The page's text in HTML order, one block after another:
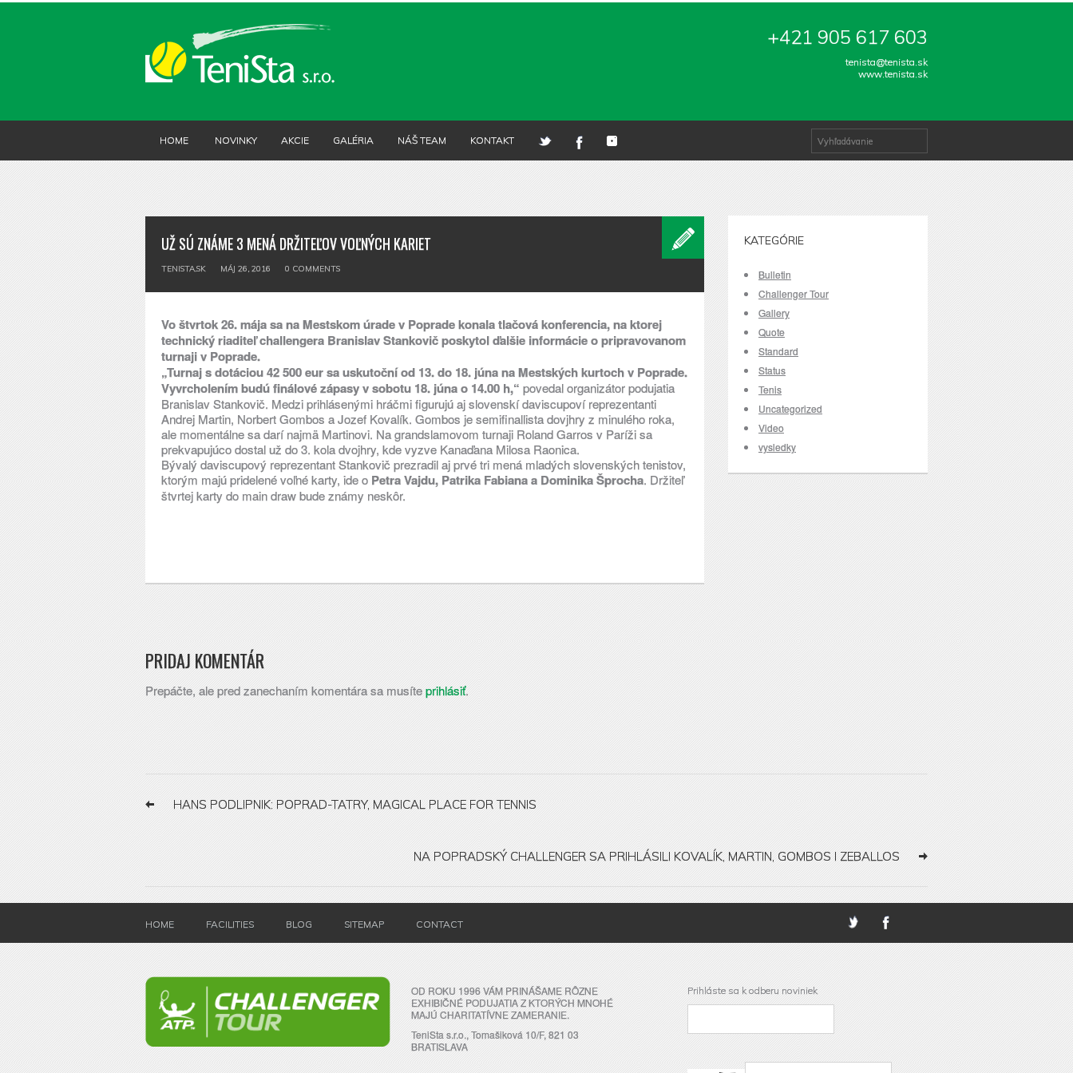
+421 905 617 603
tenista@tenista.sk
www.tenista.sk
HOME NOVINKY AKCIE GALÉRIA NÁŠ TEAM KONTAKT
UŽ SÚ ZNÁME 3 MENÁ DRŽITEĽOV VOĽNÝCH KARIET
TENISTA.SK MÁJ 26, 2016 0 COMMENTS
Vo štvrtok 26. mája sa na Mestskom úrade v Poprade konala tlačová konferencia, na ktorej
technický riaditeľ challengera Branislav Stankovič poskytol ďalšie informácie o pripravovanom
turnaji v Poprade.
„Turnaj s dotáciou 42 500 eur sa uskutoční od 13. do 18. júna na Mestských kurtoch v Poprade.
Vyvrcholením budú finálové zápasy v sobotu 18. júna o 14.00 h,“ povedal organizátor podujatia
Branislav Stankovič. Medzi prihlásenými hráčmi figurujú aj slovenskí daviscupoví reprezentanti
Andrej Martin, Norbert Gombos a Jozef Kovalík. Gombos je semifinallista dovjhry z minulého roka,
ale momentálne sa darí najmä Martinovi. Na grandslamovom turnaji Roland Garros v Paríži sa
prekvapujúco dostal už do 3. kola dvojhry, kde vyzve Kanaďana Milosa Raonica.
Bývalý daviscupový reprezentant Stankovič prezradil aj prvé tri mená mladých slovenských tenistov,
ktorým majú pridelené voľné karty, ide o Petra Vajdu, Patrika Fabiana a Dominika Šprocha. Držiteľ
štvrtej karty do main draw bude známy neskôr.
PRIDAJ KOMENTÁR
Prepáčte, ale pred zanechaním komentára sa musíteprihlásiť.
KATEGÓRIE
Bulletin
Challenger Tour
Gallery
Quote
Standard
Status
Tenis
Uncategorized
Video
vysledky
HANS PODLIPNIK: POPRAD-TATRY, MAGICAL PLACE FOR TENNIS
NA POPRADSKÝ CHALLENGER SA PRIHLÁSILI KOVALÍK, MARTIN, GOMBOS I ZEBALLOS
HOME FACILITIES BLOG SITEMAP CONTACT
OD ROKU 1996 VÁM PRINÁŠAME RÔZNE
EXHIBIČNÉ PODUJATIA Z KTORÝCH MNOHÉ
MAJÚ CHARITATÍVNE ZAMERANIE.
TeniSta s.r.o., Tomašiková 10/F, 821 03
BRATISLAVA
Prihláste sa k odberu noviniek